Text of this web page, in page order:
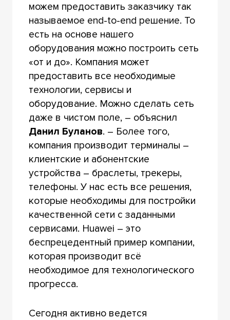
можем предоставить заказчику так
называемое end-to-end решение. То
есть на основе нашего
оборудования можно построить сеть
«от и до». Компания может
предоставить все необходимые
технологии, сервисы и
оборудование. Можно сделать сеть
даже в чистом поле, – объяснил
Данил Буланов. – Более того,
компания производит терминалы –
клиентские и абонентские
устройства – браслеты, трекеры,
телефоны. У нас есть все решения,
которые необходимы для постройки
качественной сети с заданными
сервисами. Huawei – это
беспрецедентный пример компании,
которая производит всё
необходимое для технологического
прогресса.
Сегодня активно ведется